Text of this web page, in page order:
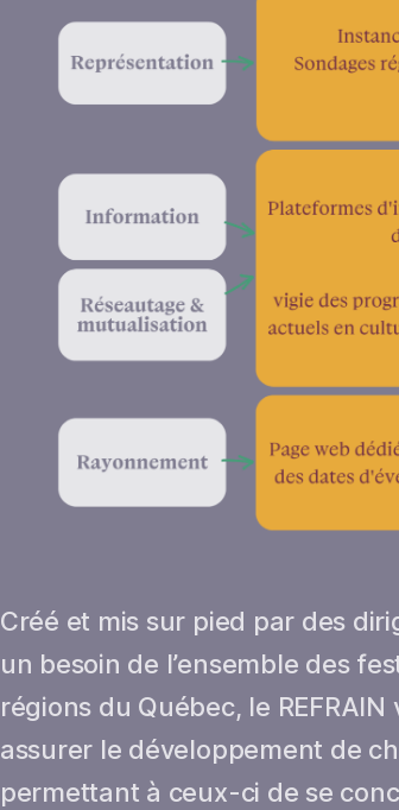
Créé et mis sur pied par des
un besoin de l’ensemble des
régions du Québec, le
assurer le développement de
permettant à ceux-ci de se